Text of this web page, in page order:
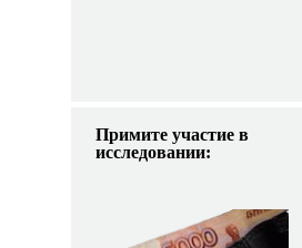
Примите участие в
исследовании: